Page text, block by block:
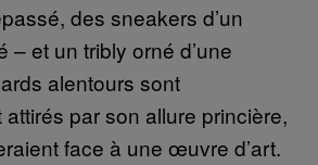
des sneakers d’un
– et un tribly orné d’une
alentours sont
par son allure princière,
face à une œuvre d’art.